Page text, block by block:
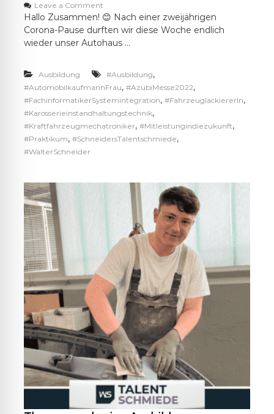
a
c
k
i
e
Leave a Commento
n
A
u
s
d
u
n
g
s
s
e
2
0
Hallo Zusammen! 😊 Nach einer zweijährigen
Corona-Pause durften wir diese Woche endlich
wieder unser Autohaus …
Ausbildung #Ausbildung,
#AutomobilkaufmannFrau, #AzubiMesse2022,
#FachinformatikerSystemintegration, #FahrzeuglackiererIn,
#Karosserieinstandhaltungstechnik,
#Kraftfahrzeugmechatroniker, #Mitleistungindiezukunft,
#Praktikum, #SchneidersTalentschmiede,
#WalterSchneider